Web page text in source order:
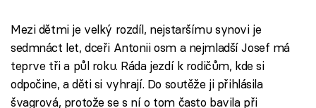
Mezi dětmi je velký rozdíl, nejstaršímu synovi je
sedmnáct let, dceři Antonii osm a nejmladší Josef má
teprve tři a půl roku. Ráda jezdí k rodičům, kde si
odpočine, a děti si vyhrají. Do soutěže ji přihlásila
švagrová, protože se s ní o tom často bavila při